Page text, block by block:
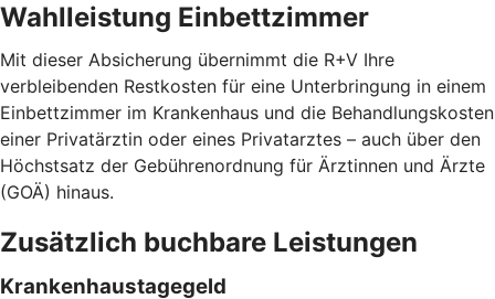
Wahlleistung Einbettzimmer
Mit dieser Absicherung übernimmt die R+V Ihre
verbleibenden Restkosten für eine Unterbringung in einem
Einbettzimmer im Krankenhaus und die Behandlungskosten
einer Privatärztin oder eines Privatarztes – auch über den
Höchstsatz der Gebührenordnung für Ärztinnen und Ärzte
(GOÄ) hinaus.
Zusätzlich buchbare Leistungen
Krankenhaustagegeld